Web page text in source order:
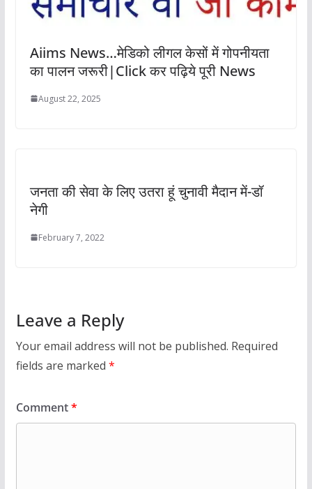
Aiims News…मेडिको लीगल केसों में गोपनीयता
का पालन जरूरी|Click कर पढ़िये पूरी News
August 22, 2025
जनता की सेवा के लिए उतरा हूं चुनावी मैदान में-डॉ
नेगी
February 7, 2022
Leave a Reply
Your email address will not be published. Required
fields are marked *
Comment*